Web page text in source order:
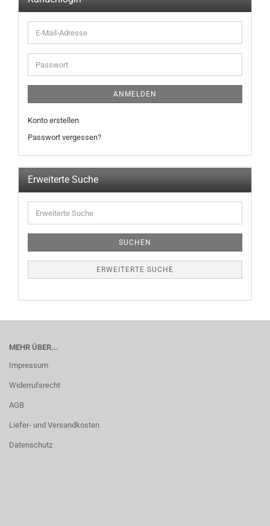
ANMELDEN
Konto erstellen
Passwort vergessen?
Erweiterte Suche
SUCHEN
ERWEITERTE SUCHE
MEHR ÜBER...
Impressum
Widerrufsrecht
AGB
Liefer- und Versandkosten
Datenschutz